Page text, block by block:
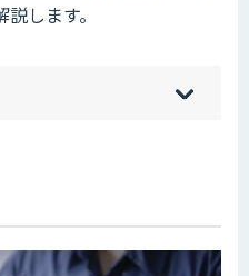
します。
hi
]
sh
]